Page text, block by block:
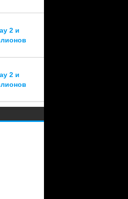
2 и
2 и